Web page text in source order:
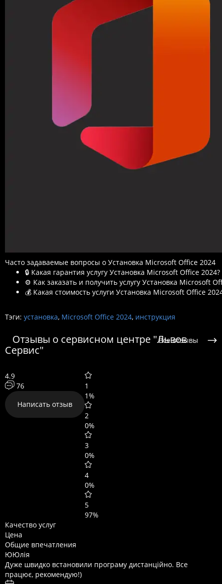
Часто задаваемые вопросы о Установка Microsoft Office 2024
🔒 Какая гарантия услугу Установка Microsoft Office 2024?
⚙️ Как заказать и получить услугу Установка Microsoft
💰 Какая стоимость услуги Установка Microsoft Office
Тэги: установка, Microsoft Office 2024, инструкция
Отзывы о сервисном центре "Львов
Сервис"
Все отзывы
4.9
76
Написать отзыв
1
1%
2
0%
3
0%
4
0%
5
97%
Качество услуг
Цена
Общие впечатления
ЮЮлія
Дуже швидко встановили програму дистанційно. Все
працює, рекомендую!)